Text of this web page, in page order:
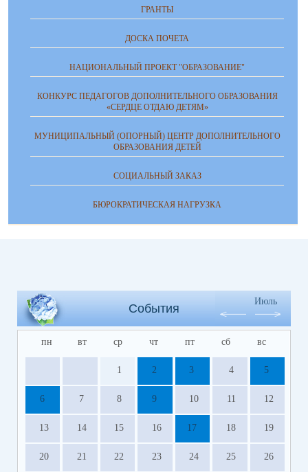
ГРАНТЫ
ДОСКА ПОЧЕТА
НАЦИОНАЛЬНЫЙ ПРОЕКТ "ОБРАЗОВАНИЕ"
КОНКУРС ПЕДАГОГОВ ДОПОЛНИТЕЛЬНОГО ОБРАЗОВАНИЯ
«СЕРДЦЕ ОТДАЮ ДЕТЯМ»
МУНИЦИПАЛЬНЫЙ (ОПОРНЫЙ) ЦЕНТР ДОПОЛНИТЕЛЬНОГО
ОБРАЗОВАНИЯ ДЕТЕЙ
СОЦИАЛЬНЫЙ ЗАКАЗ
БЮРОКРАТИЧЕСКАЯ НАГРУЗКА
События
Июль
пн вт ср чт пт сб вс
1 2 3 4 5
6 7 8 9 10 11 12
13 14 15 16 17 18 19
20 21 22 23 24 25 26